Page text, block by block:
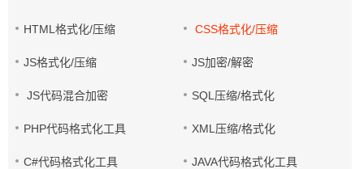
HTML格式化/压缩 CSS格式化/压缩
JS格式化/压缩 JS加密/解密
JS代码混合加密 SQL压缩/格式化
PHP代码格式化工具 XML压缩/格式化
C#代码格式化工具 JAVA代码格式化工具